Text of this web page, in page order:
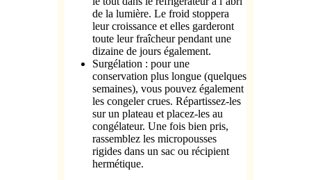
de la lumière. Le froid stoppera
leur croissance et elles garderont
toute leur fraîcheur pendant une
dizaine de jours également.
Surgélation : pour une
conservation plus longue (quelques
semaines), vous pouvez également
les congeler crues. Répartissez-les
sur un plateau et placez-les au
congélateur. Une fois bien pris,
rassemblez les micropousses
rigides dans un sac ou récipient
hermétique.